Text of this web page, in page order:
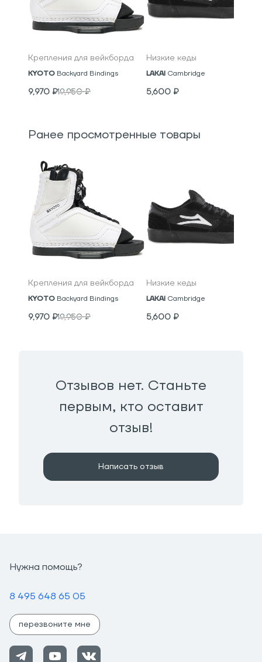
Крепления для вейкборда
KYOTO Backyard Bindings
9,970 ₽19,950₽
Низкие кеды
LAKAI Cambridge
5,600 ₽
Ранее просмотренные товары
Крепления для вейкборда
KYOTO Backyard Bindings
9,970 ₽19,950₽
Низкие кеды
LAKAI Cambridge
5,600 ₽
Отзывов нет. Станьте
первым, кто оставит
отзыв!
Написать отзыв
Нужна помощь?
8 495 648 65 05
перезвоните мне